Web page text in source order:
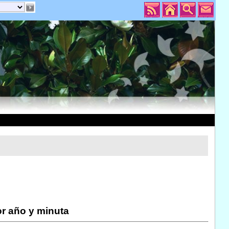
año y minuta